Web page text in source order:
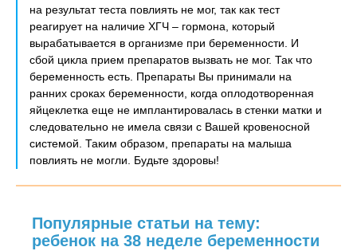
на результат теста повлиять не мог, так как тест
реагирует на наличие ХГЧ – гормона, который
вырабатывается в организме при беременности. И
сбой цикла прием препаратов вызвать не мог. Так что
беременность есть. Препараты Вы принимали на
ранних сроках беременности, когда оплодотворенная
яйцеклетка еще не имплантировалась в стенки матки и
следовательно не имела связи с Вашей кровеносной
системой. Таким образом, препараты на малыша
повлиять не могли. Будьте здоровы!
Популярные статьи на тему:
ребенок на 38 неделе беременности